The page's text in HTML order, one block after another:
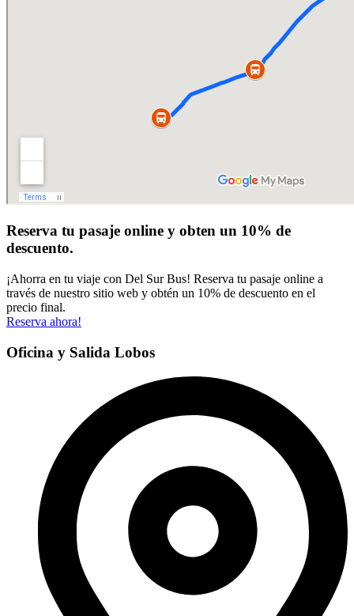
Reserva tu pasaje online y obten un 10% de
descuento.
¡Ahorra en tu viaje con Del Sur Bus! Reserva tu pasaje online a
través de nuestro sitio web y obtén un 10% de descuento en el
precio final.
Reserva ahora!
Oficina y Salida Lobos